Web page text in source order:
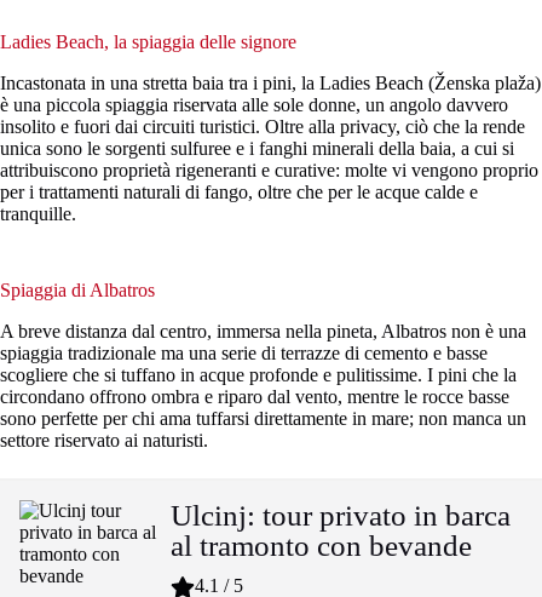
Ladies Beach, la spiaggia delle signore
Incastonata in una stretta baia tra i pini, la Ladies Beach (Ženska plaža)
è una piccola spiaggia riservata alle sole donne, un angolo davvero
insolito e fuori dai circuiti turistici. Oltre alla privacy, ciò che la rende
unica sono le sorgenti sulfuree e i fanghi minerali della baia, a cui si
attribuiscono proprietà rigeneranti e curative: molte vi vengono proprio
per i trattamenti naturali di fango, oltre che per le acque calde e
tranquille.
Spiaggia di Albatros
A breve distanza dal centro, immersa nella pineta, Albatros non è una
spiaggia tradizionale ma una serie di terrazze di cemento e basse
scogliere che si tuffano in acque profonde e pulitissime. I pini che la
circondano offrono ombra e riparo dal vento, mentre le rocce basse
sono perfette per chi ama tuffarsi direttamente in mare; non manca un
settore riservato ai naturisti.
Ulcinj: tour privato in barca
al tramonto con bevande
4.1 / 5